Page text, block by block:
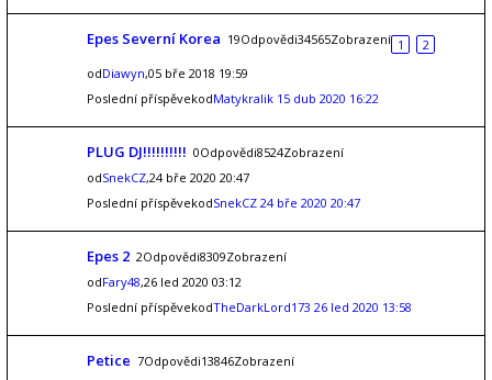
Epes Severní Korea 19Odpovědi34565Zobrazení 1
2
odDiawyn,05 bře 2018 19:59
Poslední příspěvekodMatykralik 15 dub 2020 16:22
PLUG DJ!!!!!!!!!! 0Odpovědi8524Zobrazení
odSnekCZ,24 bře 2020 20:47
Poslední příspěvekodSnekCZ 24 bře 2020 20:47
Epes 2 2Odpovědi8309Zobrazení
odFary48,26 led 2020 03:12
Poslední příspěvekodTheDarkLord173 26 led 2020 13:58
Petice 7Odpovědi13846Zobrazení